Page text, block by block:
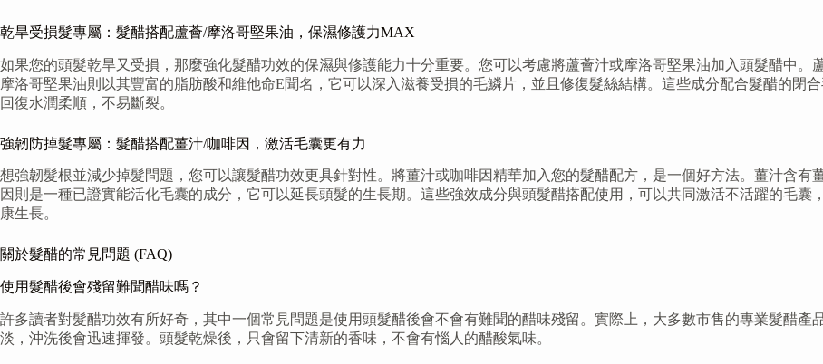
乾旱受損髮專屬：髮醋搭配蘆薈/摩洛哥堅果油，保濕修護力MAX
如果您的頭髮乾旱又受損，那麼強化髮醋功效的保濕與修護能力十分重要。您可以考慮將蘆薈汁或摩洛哥堅果油加入頭髮醋中。
摩洛哥堅果油則以其豐富的脂肪酸和維他命E聞名，它可以深入滋養受損的毛鱗片，並且修復髮絲結構。這些成分配合髮醋的閉
回復水潤柔順，不易斷裂。
強韌防掉髮專屬：髮醋搭配薑汁/咖啡因，激活毛囊更有力
想強韌髮根並減少掉髮問題，您可以讓髮醋功效更具針對性。將薑汁或咖啡因精華加入您的髮醋配方，是一個好方法。薑汁含
因則是一種已證實能活化毛囊的成分，它可以延長頭髮的生長期。這些強效成分與頭髮醋搭配使用，可以共同激活不活躍的毛
康生長。
關於髮醋的常見問題 (FAQ)
使用髮醋後會殘留難聞醋味嗎？
許多讀者對髮醋功效有所好奇，其中一個常見問題是使用頭髮醋後會不會有難聞的醋味殘留。實際上，大多數市售的專業髮醋
淡，沖洗後會迅速揮發。頭髮乾燥後，只會留下清新的香味，不會有惱人的醋酸氣味。